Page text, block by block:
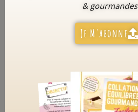
& gourmandes
Je M'abonne